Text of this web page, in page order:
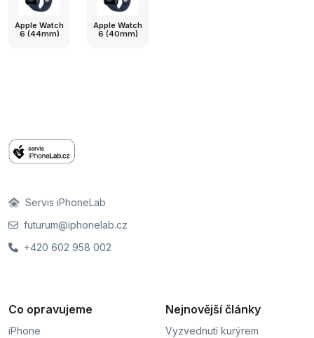
Apple Watch
6 (44mm)
Apple Watch
6 (40mm)
Servis iPhoneLab
futurum@iphonelab.cz
+420 602 958 002
Co opravujeme
iPhone
Nejnovější články
Vyzvednutí kurýrem